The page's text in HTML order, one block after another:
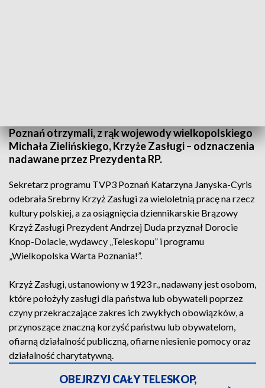
Poznań otrzymali, z rąk wojewody wielkopolskiego
Michała Zielińskiego, Krzyże Zasługi – odznaczenia
nadawane przez Prezydenta RP.
Sekretarz programu TVP3 Poznań Katarzyna Janyska-Cyris
odebrała Srebrny Krzyż Zasługi za wieloletnią pracę na rzecz
kultury polskiej, a za osiągnięcia dziennikarskie Brązowy
Krzyż Zasługi Prezydent Andrzej Duda przyznał Dorocie
Knop-Dolacie, wydawcy „Teleskopu” i programu
„Wielkopolska Warta Poznania!”.
Krzyż Zasługi, ustanowiony w 1923 r., nadawany jest osobom,
które położyły zasługi dla państwa lub obywateli poprzez
czyny przekraczające zakres ich zwykłych obowiązków, a
przynoszące znaczną korzyść państwu lub obywatelom,
ofiarną działalność publiczną, ofiarne niesienie pomocy oraz
działalność charytatywną.
OBEJRZYJ CAŁY TELESKOP,